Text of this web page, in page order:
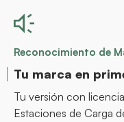
Reconocimiento de
Tu marca en
Tu versión con
Estaciones de Carga